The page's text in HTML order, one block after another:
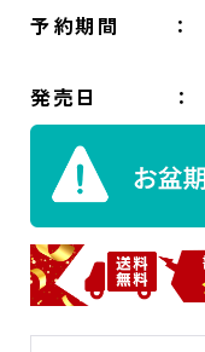
予約期間
発売日